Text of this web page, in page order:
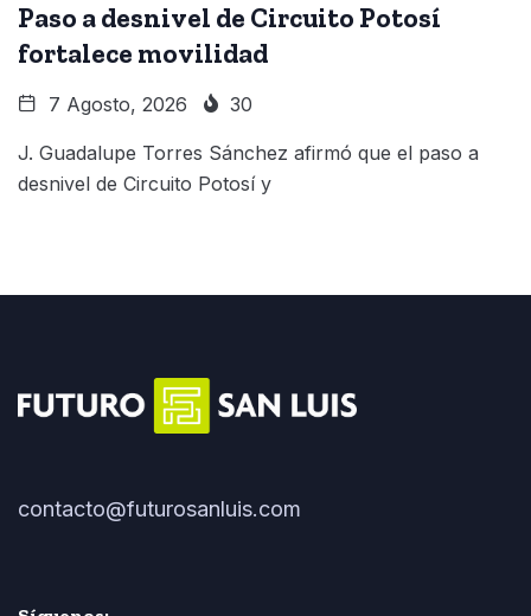
Paso a desnivel de Circuito Potosí
fortalece movilidad
7 Agosto, 2026 30
J. Guadalupe Torres Sánchez afirmó que el paso a
desnivel de Circuito Potosí y
contacto@futurosanluis.com